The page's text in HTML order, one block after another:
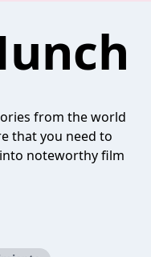
from the world
that you need to
noteworthy film